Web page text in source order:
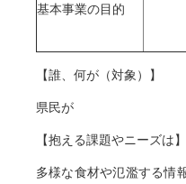
基本事業の目的
【誰、何が（対象）】
県民が
【抱える課題やニーズは】
多様な食材や氾濫する情